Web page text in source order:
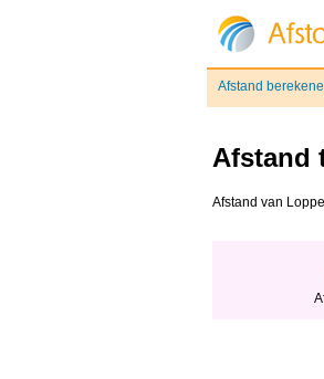
Afstand
Afstand
Afstand van